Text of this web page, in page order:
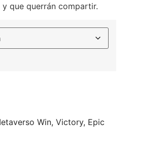
que querrán compartir.
Win, Victory, Epic